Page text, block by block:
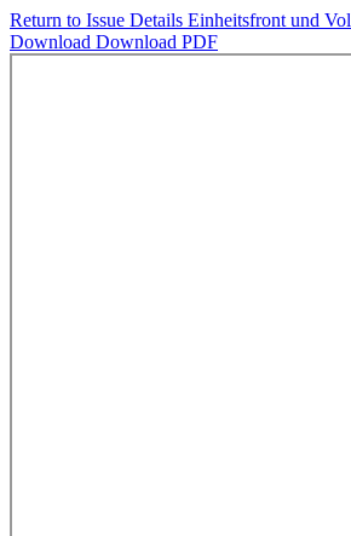
Return to Issue Details Einheitsfront und
Download Download PDF